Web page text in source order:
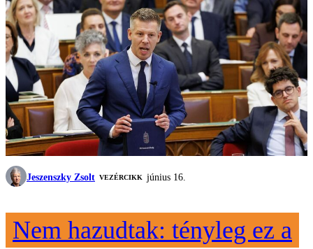
Jeszenszky Zsolt VEZÉRCIKK június 16.
Nem hazudtak: tényleg ez a